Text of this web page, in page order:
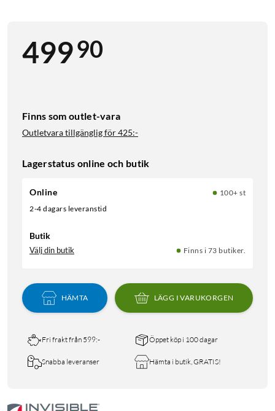
49990
Finns som outlet-vara
Outletvara tillgänglig för425:-
Lagerstatus online och butik
Online
100+ st
2-4 dagars leveranstid
Butik
Välj din butik Finns i 73 butiker.
HÄMTA LÄGG I VARUKORGEN
Fri frakt från 599:- Öppet köp i 100 dagar
Snabba leveranser Hämta i butik, GRATIS!